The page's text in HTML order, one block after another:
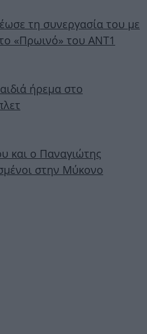
τη συνεργασία του με
«Πρωινό» του ΑΝΤ1
ήρεμα στο
και ο Παναγιώτης
στην Μύκονο